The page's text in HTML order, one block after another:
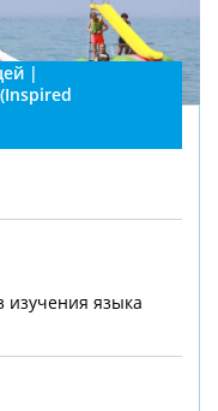
|
изучения языка